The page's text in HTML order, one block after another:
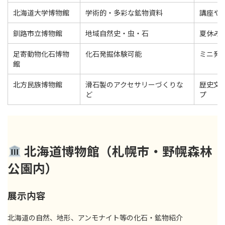
北海道大学博物館 学術的・多彩な鉱物資料 講座や
釧路市立博物館 地域自然史・虫・石 夏休み
足寄動物化石博物
館
化石発掘体験可能 ミニ発
北方民族博物館
滑石製のアクセサリーづくりな
ど
歴史文
プ
北海道博物館（札幌市・野幌森林
公園内）
展示内容
北海道の自然、地形、アンモナイト等の化石・鉱物紹介